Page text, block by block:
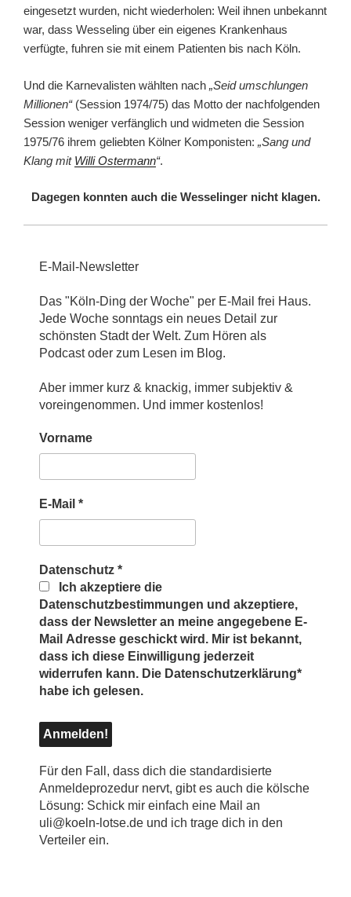
eingesetzt wurden, nicht wiederholen: Weil ihnen unbekannt
war, dass Wesseling über ein eigenes Krankenhaus
verfügte, fuhren sie mit einem Patienten bis nach Köln.
Und die Karnevalisten wählten nach „Seid umschlungen
Millionen“(Session 1974/75) das Motto der nachfolgenden
Session weniger verfänglich und widmeten die Session
1975/76 ihrem geliebten Kölner Komponisten: „Sang und
Klang mit Willi Ostermann“.
Dagegen konnten auch die Wesselinger nicht klagen.
E-Mail-Newsletter
Das "Köln-Ding der Woche" per E-Mail frei Haus.
Jede Woche sonntags ein neues Detail zur
schönsten Stadt der Welt. Zum Hören als
Podcast oder zum Lesen im Blog.
Aber immer kurz & knackig, immer subjektiv &
voreingenommen. Und immer kostenlos!
Vorname
E-Mail *
Datenschutz *
Ich akzeptiere die
Datenschutzbestimmungen und akzeptiere,
dass der Newsletter an meine angegebene E-
Mail Adresse geschickt wird. Mir ist bekannt,
dass ich diese Einwilligung jederzeit
widerrufen kann. Die Datenschutzerklärung*
habe ich gelesen.
Für den Fall, dass dich die standardisierte
Anmeldeprozedur nervt, gibt es auch die kölsche
Lösung: Schick mir einfach eine Mail an
uli@koeln-lotse.de und ich trage dich in den
Verteiler ein.